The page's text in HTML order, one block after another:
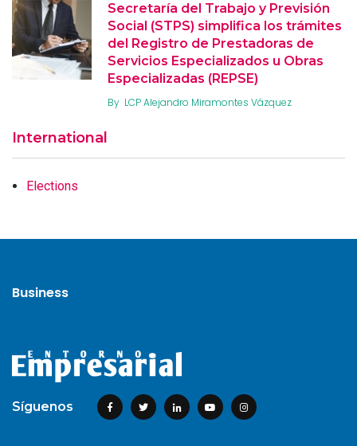
Secretaría del Trabajo y Previsión
Social (STPS) simplifica los trámites
del Registro de Prestadoras de
Servicios Especializados u Obras
Especializadas (REPSE)
By LCP Alejandro Miramontes Vázquez
International
Elections
Business
Síguenos